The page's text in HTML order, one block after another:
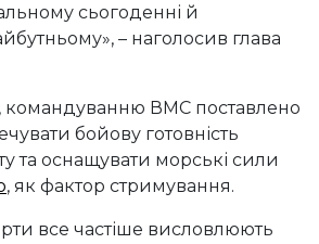
сьогоденні й
– наголосив глава
командуванню ВМС поставлено
бойову готовність
та оснащувати морські сили
, як фактор стримування.
все частіше висловлюють